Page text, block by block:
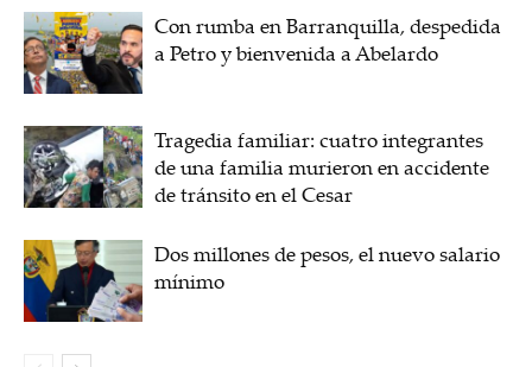
Con rumba en Barranquilla, despedida
a Petro y bienvenida a Abelardo
Tragedia familiar: cuatro integrantes
de una familia murieron en accidente
de tránsito en el Cesar
Dos millones de pesos, el nuevo salario
mínimo